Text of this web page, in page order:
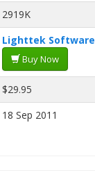
2919K
Lighttek Software
Buy Now
$29.95
18 Sep 2011